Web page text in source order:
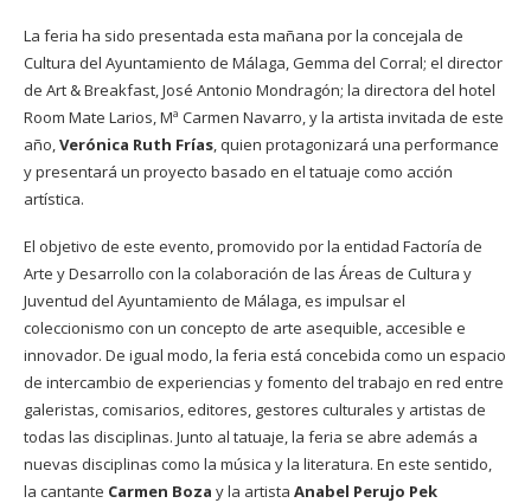
La feria ha sido presentada esta mañana por la concejala de
Cultura del Ayuntamiento de Málaga, Gemma del Corral; el director
de Art & Breakfast, José Antonio Mondragón; la directora del hotel
Room Mate Larios, Mª Carmen Navarro, y la artista invitada de este
año,Verónica Ruth Frías, quien protagonizará una performance
y presentará un proyecto basado en el tatuaje como acción
artística.
El objetivo de este evento, promovido por la entidad Factoría de
Arte y Desarrollo con la colaboración de las Áreas de Cultura y
Juventud del Ayuntamiento de Málaga, es impulsar el
coleccionismo con un concepto de arte asequible, accesible e
innovador. De igual modo, la feria está concebida como un espacio
de intercambio de experiencias y fomento del trabajo en red entre
galeristas, comisarios, editores, gestores culturales y artistas de
todas las disciplinas. Junto al tatuaje, la feria se abre además a
nuevas disciplinas como la música y la literatura. En este sentido,
la cantante Carmen Boza y la artista Anabel Perujo Pek